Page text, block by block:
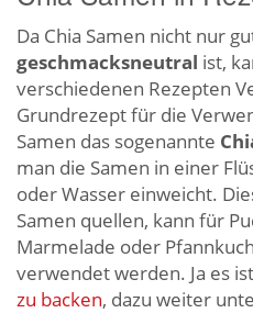
Da Chia Samen nicht nur
geschmacksneutral ist,
verschiedenen Rezepten
Grundrezept für die
Samen das sogenannte
man die Samen in einer
oder Wasser einweicht.
Samen quellen, kann für
Marmelade oder
verwendet werden. Ja es
zu backen, dazu weiter